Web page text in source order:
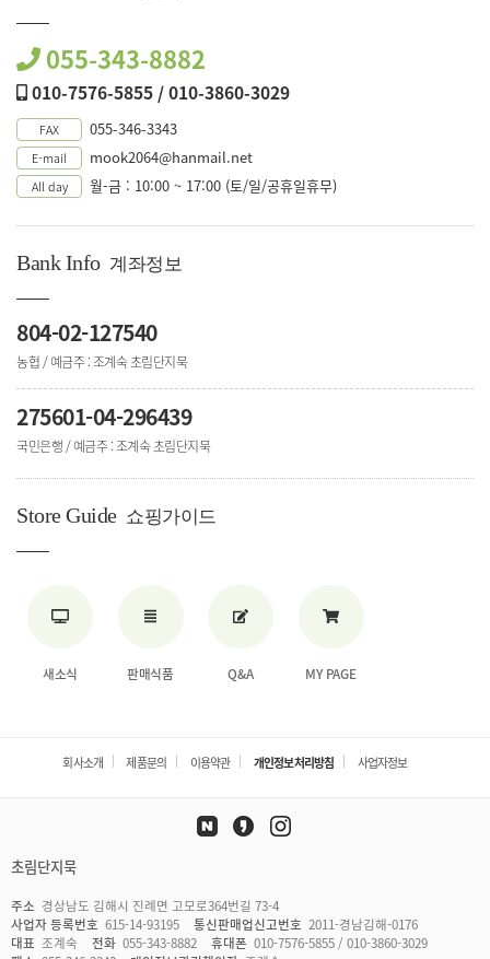
055-343-8882
010-7576-5855 / 010-3860-3029
FAX 055-346-3343
E-mail mook2064@hanmail.net
All day 월-금 : 10:00 ~ 17:00 (토/일/공휴일휴무)
Bank Info 계좌정보
804-02-127540
농협 / 예금주 : 조계숙 초림단지묵
275601-04-296439
국민은행 / 예금주 : 조계숙 초림단지묵
Store Guide 쇼핑가이드
새소식 판매식품 Q&A MY PAGE
회사소개 제품문의 이용약관 개인정보처리방침 사업자정보
초림단지묵
주소 경상남도 김해시 진례면 고모로364번길 73-4
사업자 등록번호 615-14-93195 통신판매업신고번호 2011-경남김해-0176
대표 조계숙 전화 055-343-8882 휴대폰 010-7576-5855 / 010-3860-3029